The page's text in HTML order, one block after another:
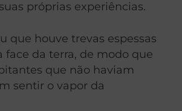
próprias experiências.
que houve trevas espessas
face da terra, de modo que
que não haviam
sentir o vapor da